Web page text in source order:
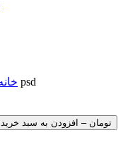
طرح آماده استند ولادت امام هادی psd